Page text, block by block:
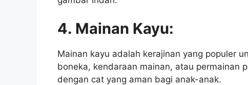
4. Mainan Kayu:
Mainan kayu adalah kerajinan yang populer
boneka, kendaraan mainan, atau permainan
dengan cat yang aman bagi anak-anak.